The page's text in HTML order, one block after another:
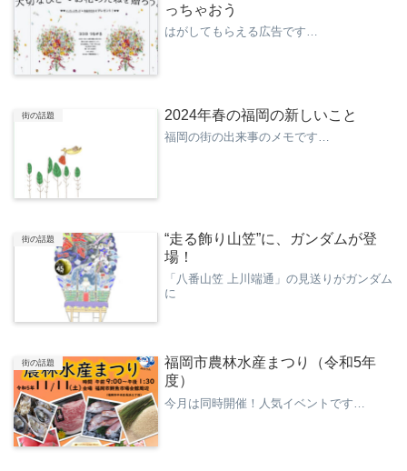
っちゃおう
はがしてもらえる広告です…
街の話題 2024年春の福岡の新しいこと
福岡の街の出来事のメモです…
街の話題
“走る飾り山笠”に、ガンダムが登
場！
「八番山笠 上川端通」の見送りがガンダム
に
街の話題
福岡市農林水産まつり（令和5年
度）
今月は同時開催！人気イベントです…